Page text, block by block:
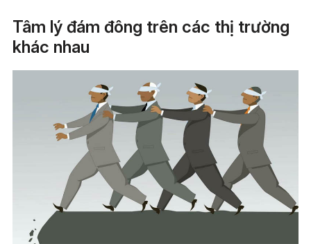
Tâm lý đám đông trên các thị trường
khác nhau